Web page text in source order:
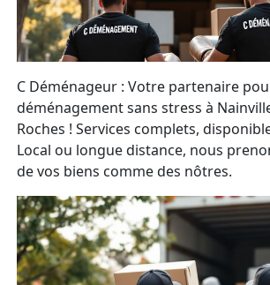
C Déménageur : Votre partenaire
déménagement sans stress à
Roches ! Services complets,
Local ou longue distance, nous
de vos biens comme des nôtres.